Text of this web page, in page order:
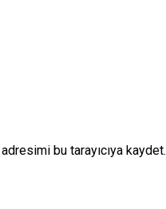
bu tarayıcıya kaydet.